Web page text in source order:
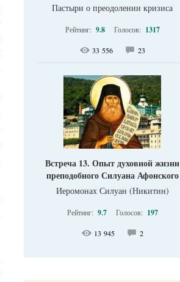
Пастыри о преодолении кризиса
Рейтинг: 9.8 Голосов: 1317
33 556 23
Встреча 13. Опыт духовной жизни
преподобного Силуана Афонского
Иеромонах Силуан (Никитин)
Рейтинг: 9.7 Голосов: 197
13 945 2